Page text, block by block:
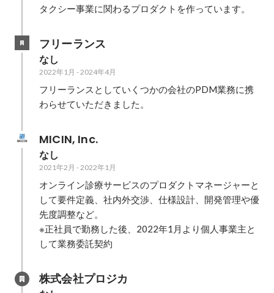
タクシー事業に関わるプロダクトを作っています。
フリーランス
なし
2022年1月 -2024年4月
フリーランスとしていくつかの会社のPDM業務に携
わらせていただきました。
MICIN, Inc.
なし
2021年2月 -2022年1月
オンライン診療サービスのプロダクトマネージャーと
して要件定義、社内外交渉、仕様設計、開発管理や優
先度調整など。
※正社員で勤務した後、2022年1月より個人事業主と
して業務委託契約
株式会社プロジカ